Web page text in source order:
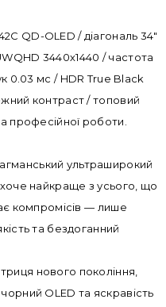
QD-OLED / діагональ 34"
3440х1440 / частота
0.03 мс / HDR True Black
контраст / топовий
професійної роботи.
ультраширокий
найкраще з усього, що
компромісів — лише
та бездоганний
нового покоління,
OLED та яскравість